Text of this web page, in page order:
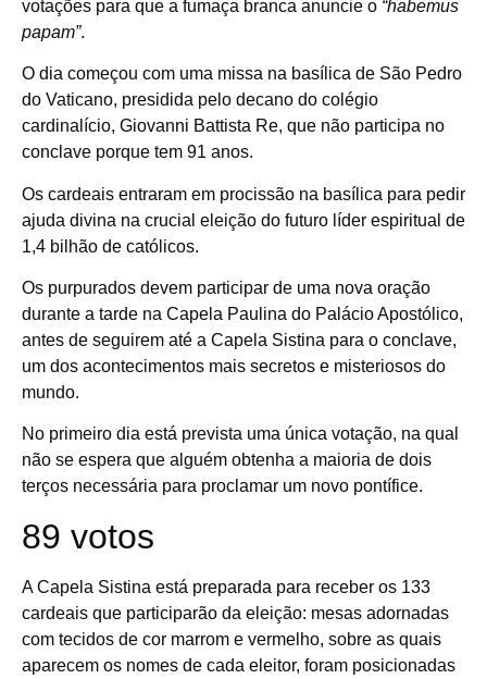
votações para que a fumaça branca anuncie o “habemus
papam”.
O dia começou com uma missa na basílica de São Pedro
do Vaticano, presidida pelo decano do colégio
cardinalício, Giovanni Battista Re, que não participa no
conclave porque tem 91 anos.
Os cardeais entraram em procissão na basílica para pedir
ajuda divina na crucial eleição do futuro líder espiritual de
1,4 bilhão de católicos.
Os purpurados devem participar de uma nova oração
durante a tarde na Capela Paulina do Palácio Apostólico,
antes de seguirem até a Capela Sistina para o conclave,
um dos acontecimentos mais secretos e misteriosos do
mundo.
No primeiro dia está prevista uma única votação, na qual
não se espera que alguém obtenha a maioria de dois
terços necessária para proclamar um novo pontífice.
89 votos
A Capela Sistina está preparada para receber os 133
cardeais que participarão da eleição: mesas adornadas
com tecidos de cor marrom e vermelho, sobre as quais
aparecem os nomes de cada eleitor, foram posicionadas